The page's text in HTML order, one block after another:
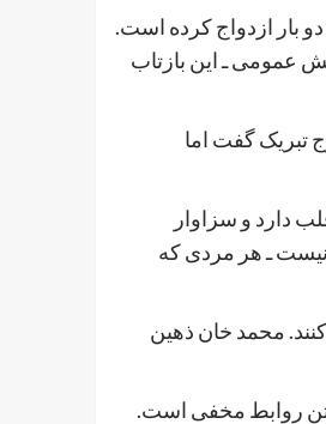
بار ازدواج کرده است.
عمومی ـ این بازتاب
تبریک گفت اما
دارد و سزاوار
نیست ـ هر مردی که
محمد خان ذهین
روابط مخفی است.